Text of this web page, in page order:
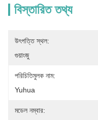
বিস্তারিত তথ্য
উৎপত্তি স্থল:
গুয়াংজু
পরিচিতিমুলক নাম:
Yuhua
মডেল নম্বার: